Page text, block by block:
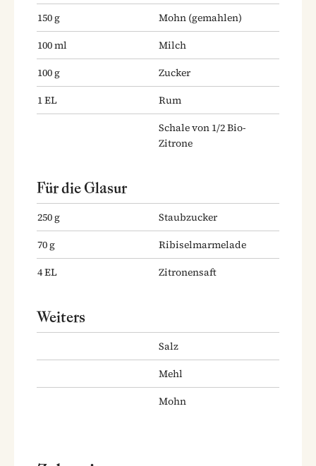
150g Mohn (gemahlen)
100ml
Milch
100g
Zucker
1EL
Rum
Schale von 1/2 Bio-
Zitrone
Für die Glasur
250g
Staubzucker
70g
Ribiselmarmelade
4EL Zitronensaft
Weiters
Salz
Mehl
Mohn